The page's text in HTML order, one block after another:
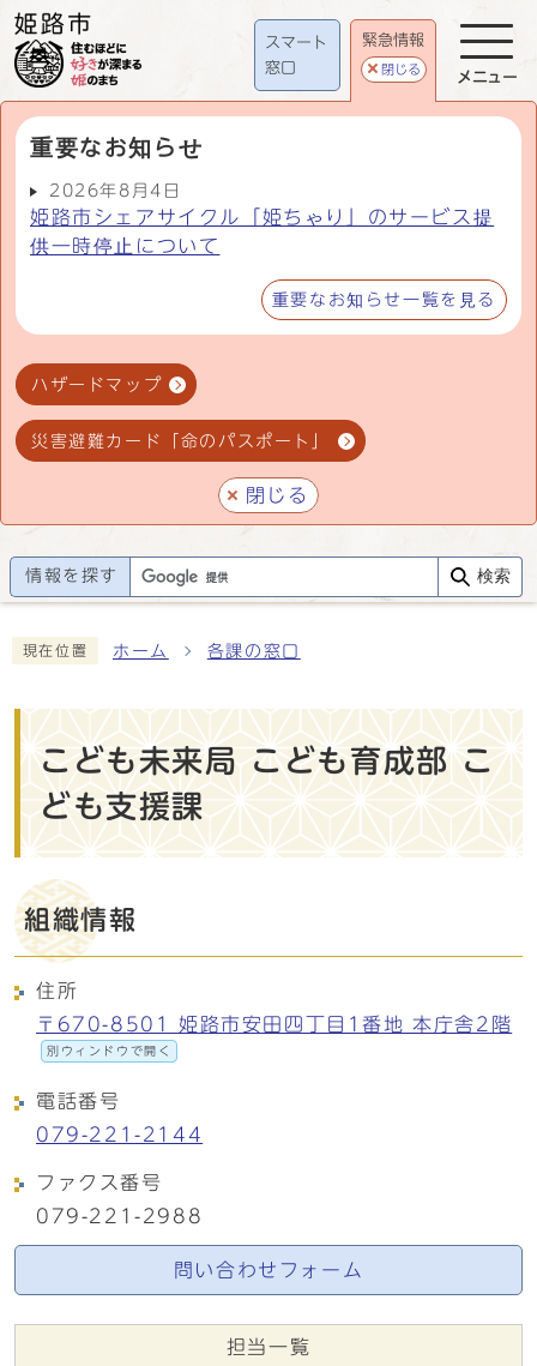
スマート
窓口
緊急情報
閉じる
重要なお知らせ
2026年8月4日
姫路市シェアサイクル「姫ちゃり」のサービス提
供一時停止について
重要なお知らせ一覧を見る
ハザードマップ
災害避難カード「命のパスポート」
閉じる
メニュー
情報を探す 検索
現在位置 ホーム 各課の窓口
こども未来局 こども育成部 こ
ども支援課
組織情報
住所
〒670-8501 姫路市安田四丁目1番地 本庁舎2階
別ウィンドウで開く
電話番号
079-221-2144
ファクス番号
079-221-2988
問い合わせフォーム
担当一覧